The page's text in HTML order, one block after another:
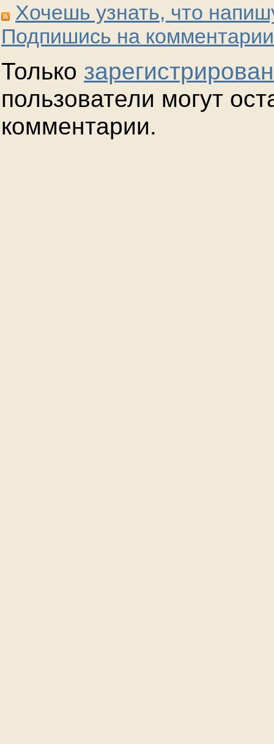
Хочешь узнать, что
Подпишись на
Только
пользователи могут
комментарии.